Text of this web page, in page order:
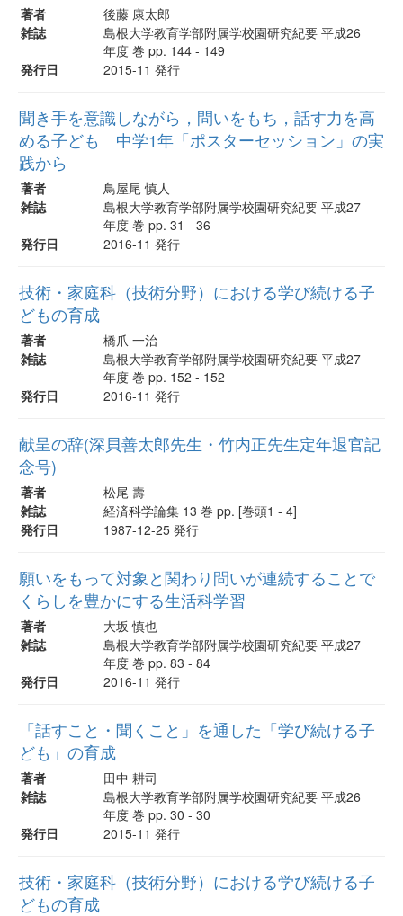
著者
後藤 康太郎
雑誌
島根大学教育学部附属学校園研究紀要 平成26
年度 巻 pp. 144 - 149
発行日
2015-11 発行
聞き手を意識しながら，問いをもち，話す力を高
める子ども 中学1年「ポスターセッション」の実
践から
著者
鳥屋尾 慎人
雑誌
島根大学教育学部附属学校園研究紀要 平成27
年度 巻 pp. 31 - 36
発行日
2016-11 発行
技術・家庭科（技術分野）における学び続ける子
どもの育成
著者
橋爪 一治
雑誌
島根大学教育学部附属学校園研究紀要 平成27
年度 巻 pp. 152 - 152
発行日
2016-11 発行
献呈の辞(深貝善太郎先生・竹内正先生定年退官記
念号)
著者
松尾 壽
雑誌
経済科学論集 13 巻 pp. [巻頭1 - 4]
発行日
1987-12-25 発行
願いをもって対象と関わり問いが連続することで
くらしを豊かにする生活科学習
著者
大坂 慎也
雑誌
島根大学教育学部附属学校園研究紀要 平成27
年度 巻 pp. 83 - 84
発行日
2016-11 発行
「話すこと・聞くこと」を通した「学び続ける子
ども」の育成
著者
田中 耕司
雑誌
島根大学教育学部附属学校園研究紀要 平成26
年度 巻 pp. 30 - 30
発行日
2015-11 発行
技術・家庭科（技術分野）における学び続ける子
どもの育成